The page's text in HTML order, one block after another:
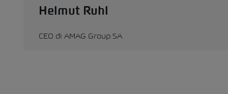
Helmut Ruhl
CEO di AMAG Group SA